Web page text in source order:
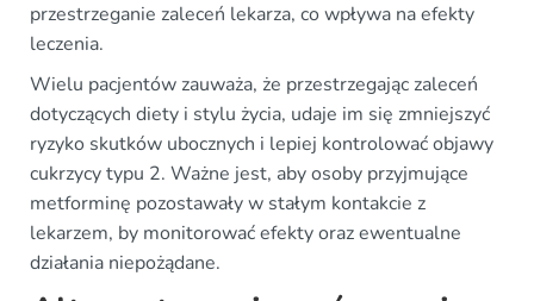
przestrzeganie zaleceń lekarza, co wpływa na efekty
leczenia.
Wielu pacjentów zauważa, że przestrzegając zaleceń
dotyczących diety i stylu życia, udaje im się zmniejszyć
ryzyko skutków ubocznych i lepiej kontrolować objawy
cukrzycy typu 2. Ważne jest, aby osoby przyjmujące
metforminę pozostawały w stałym kontakcie z
lekarzem, by monitorować efekty oraz ewentualne
działania niepożądane.